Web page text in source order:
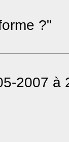
?"
2007 à